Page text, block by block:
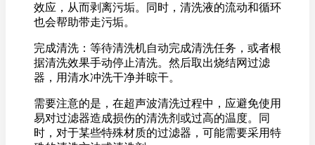
效应，从而剥离污垢。同时，清洗液的流动和循环
也会帮助带走污垢。
完成清洗：等待清洗机自动完成清洗任务，或者根
据清洗效果手动停止清洗。然后取出烧结网过滤
器，用清水冲洗干净并晾干。
需要注意的是，在超声波清洗过程中，应避免使用
易对过滤器造成损伤的清洗剂或过高的温度。同
时，对于某些特殊材质的过滤器，可能需要采用特